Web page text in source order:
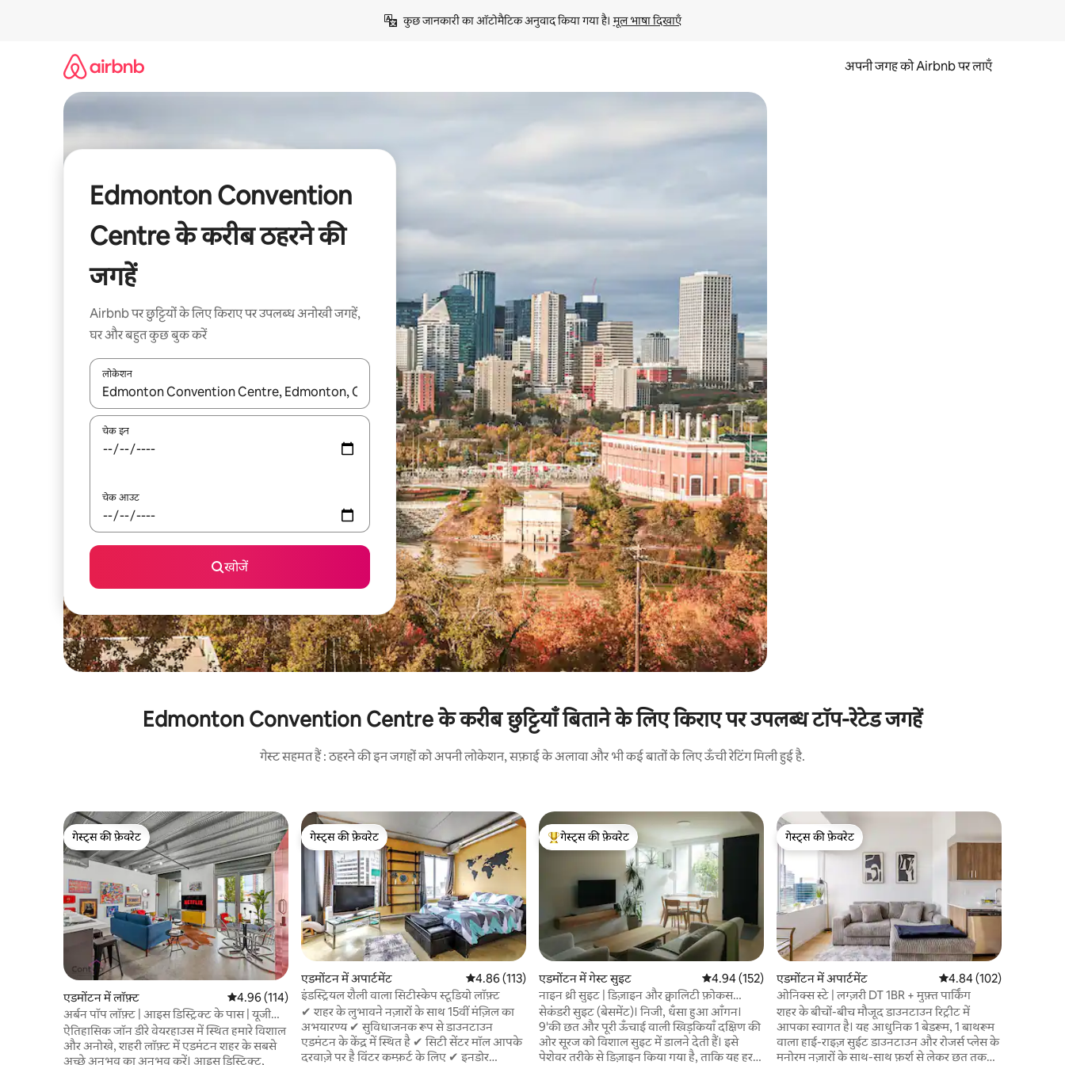
कुछ जानकारी का ऑटोमैटिक अनुवाद किया गया है। मूल भाषा दिखाएँ
अपनी जगह को Airbnb पर लाएँ
Edmonton Convention
Centre के करीब ठहरने की
जगहें
Airbnb पर छुट्टियों के लिए किराए पर उपलब्ध अनोखी जगहें,
घर और बहुत कुछ बुक करें
लोकेशन
नतीजों के उपलब्ध होने पर, अप और डाउन 'ऐरो की' का इस्तेमाल करके नेविगेट करें या टच या फिर स्वाइप जेस्चर का इस्तेमाल करके एक्सप्लोर करें।
चेक इन
चेक आउट
खोजें
Edmonton Convention Centre के करीब छुट्टियाँ बिताने के लिए किराए पर उपलब्ध टॉप-रेटेड जगहें
गेस्ट सहमत हैं : ठहरने की इन जगहों को अपनी लोकेशन, सफ़ाई के अलावा और भी कई बातों के लिए ऊँची रेटिंग मिली हुई है.
गेस्ट्स की फ़ेवरेट
गेस्ट्स की फ़ेवरेट
एडमोंटन में लॉफ़्ट औसत रेटिंग 5 में से 4.96, 114 समीक्षाएँ
4.96 (114)
अर्बन पॉप लॉफ़्ट | आइस डिस्ट्रिक्ट के पास | यूजी
पार्किंग!
ऐतिहासिक जॉन डीरे वेयरहाउस में स्थित हमारे विशाल
और अनोखे, शहरी लॉफ़्ट में एडमंटन शहर के सबसे
अच्छे अनुभव का अनुभव करें। आइस डिस्ट्रिक्ट,
गेस्ट्स की फ़ेवरेट
गेस्ट्स की फ़ेवरेट
एडमोंटन में अपार्टमेंट औसत रेटिंग 5 में से 4.86, 113 समीक्षाएँ
4.86 (113)
इंडस्ट्रियल शैली वाला सिटीस्केप स्टूडियो लॉफ़्ट
✔ शहर के लुभावने नज़ारों के साथ 15वीं मंज़िल का
अभयारण्य ✔ सुविधाजनक रूप से डाउनटाउन
एडमंटन के केंद्र में स्थित है ✔ सिटी सेंटर मॉल आपके
दरवाज़े पर है विंटर कम्फ़र्ट के लिए ✔ इनडोर
गेस्ट्स का टॉप फ़ेवरेट
गेस्ट्स की फ़ेवरेट
एडमोंटन में गेस्ट सुइट औसत रेटिंग 5 में से 4.94, 152 समीक्षाएँ
4.94 (152)
नाइन थ्री सुइट | डिज़ाइन और क्वालिटी फ़ोकस
लिविंग
सेकंडरी सुइट (बेसमेंट)। निजी, धँसा हुआ आँगन।
9'की छत और पूरी ऊँचाई वाली खिड़कियाँ दक्षिण की
ओर सूरज को विशाल सुइट में डालने देती हैं। इसे
पेशेवर तरीके से डिज़ाइन किया गया है, ताकि यह हर
गेस्ट्स की फ़ेवरेट
गेस्ट्स की फ़ेवरेट
एडमोंटन में अपार्टमेंट औसत रेटिंग 5 में से 4.84,
4.84 (102)
ओनिक्स स्टे | लग्ज़री DT 1BR + मुफ़्त पार्किंग
शहर के बीचों-बीच मौजूद डाउनटाउन रिट्रीट में
आपका स्वागत है। यह आधुनिक 1 बेडरूम, 1 बाथरूम
वाला हाई-राइज़ सुईट डाउनटाउन और रोजर्स प्लेस के
मनोरम नज़ारों के साथ-साथ फ़र्श से लेकर छत तक